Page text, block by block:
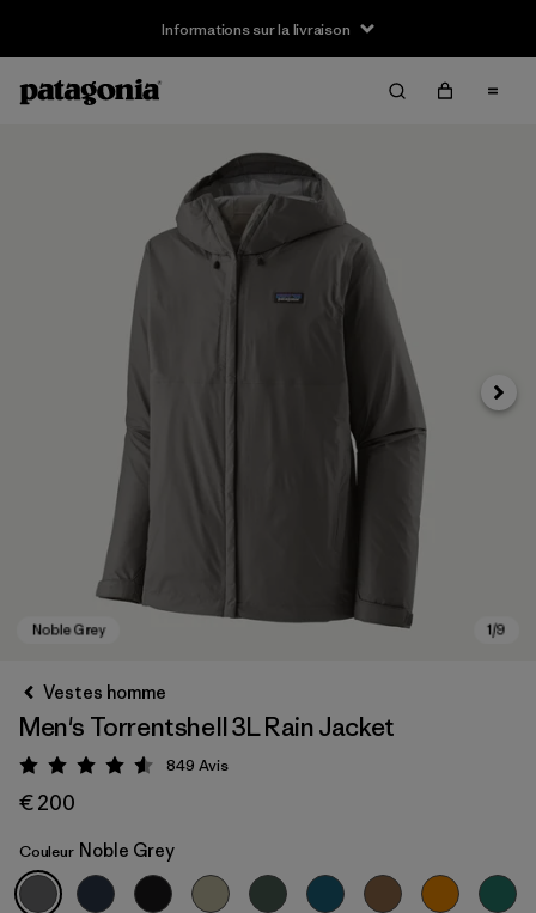
Informations sur la livraison
Noble Grey
Vestes homme
Men's Torrentshell 3L Rain Jacket
Évaluation: 4.6 / 5
849 Avis
€ 200
Couleur Noble Grey